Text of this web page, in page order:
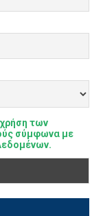
των
σύμφωνα με